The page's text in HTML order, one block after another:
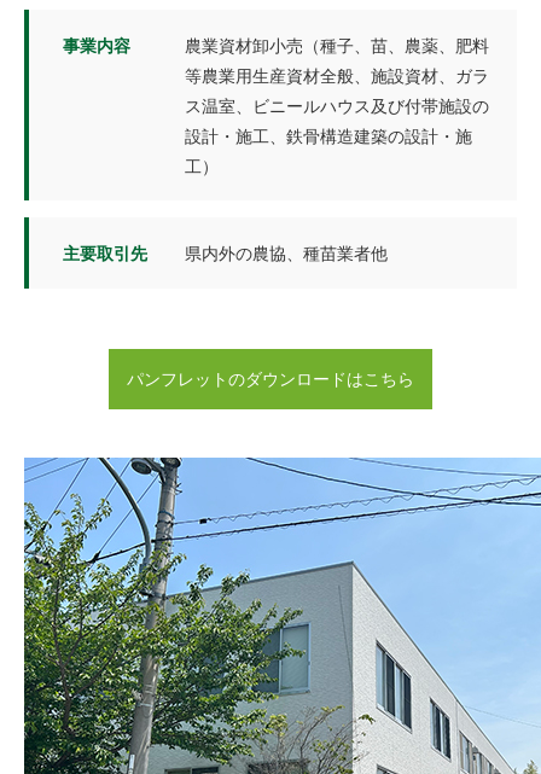
事業内容
農業資材卸小売（種子、苗、農薬、肥料
等農業用生産資材全般、施設資材、ガラ
ス温室、ビニールハウス及び付帯施設の
設計・施工、鉄骨構造建築の設計・施
工）
主要取引先 県内外の農協、種苗業者他
パンフレットのダウンロードはこちら